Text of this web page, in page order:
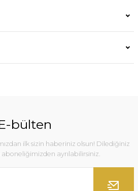
bülten
ilk sizin haberiniz olsun! Dilediğiniz
ayrılabilirsiniz.